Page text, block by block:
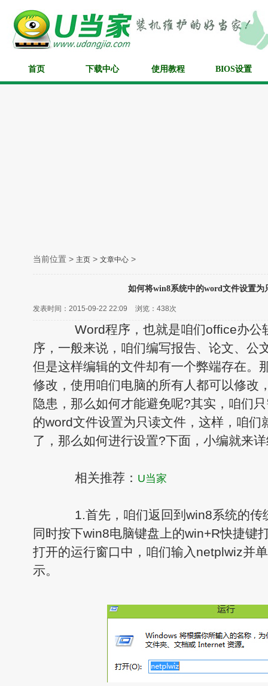
首页 下载中心 使用教程 BIOS设置
当前位置 > 主页 > 文章中心 >
如何将win8系统中的word文件设置为
发表时间：2015-09-22 22:09 浏览： 438次
Word程序，也就是咱们office办公
序，一般来说，咱们编写报告、论文、公
但是这样编辑的文件却有一个弊端存在。
修改，使用咱们电脑的所有人都可以修改
隐患，那么如何才能避免呢?其实，咱们
的word文件设置为只读文件，这样，咱们
了，那么如何进行设置?下面，小编就来
相关推荐： U当家
1.首先，咱们返回到win8系统的传
同时按下win8电脑键盘上的win+R快捷键
打开的运行窗口中，咱们输入netplwiz并
示。